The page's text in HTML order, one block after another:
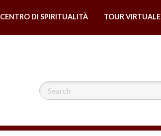
CENTRO DI SPIRITUALITÀ TOUR VIRTUALE